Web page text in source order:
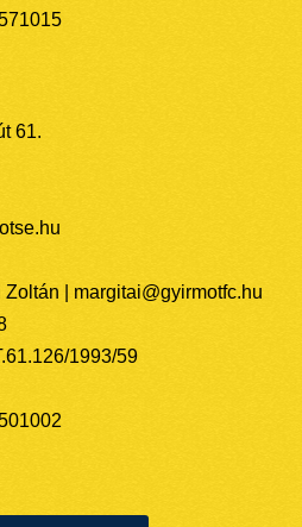
61.
| margitai@gyirmotfc.hu
1993/59